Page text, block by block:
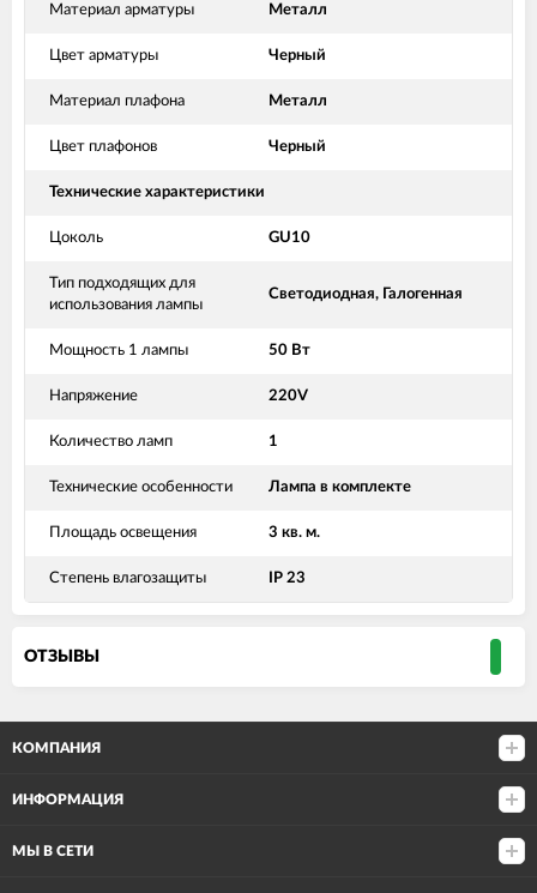
Материал арматуры Металл
Цвет арматуры Черный
Материал плафона Металл
Цвет плафонов Черный
Технические характеристики
Цоколь GU10
Тип подходящих для
использования лампы
Светодиодная, Галогенная
Мощность 1 лампы 50 Вт
Напряжение 220V
Количество ламп 1
Технические особенности Лампа в комплекте
Площадь освещения 3 кв. м.
Степень влагозащиты IP 23
ОТЗЫВЫ
КОМПАНИЯ
ИНФОРМАЦИЯ
МЫ В СЕТИ